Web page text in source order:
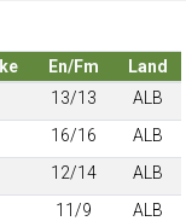
En/Fm Land
13/13
ALB
16/16
ALB
12/14
ALB
11/9
ALB